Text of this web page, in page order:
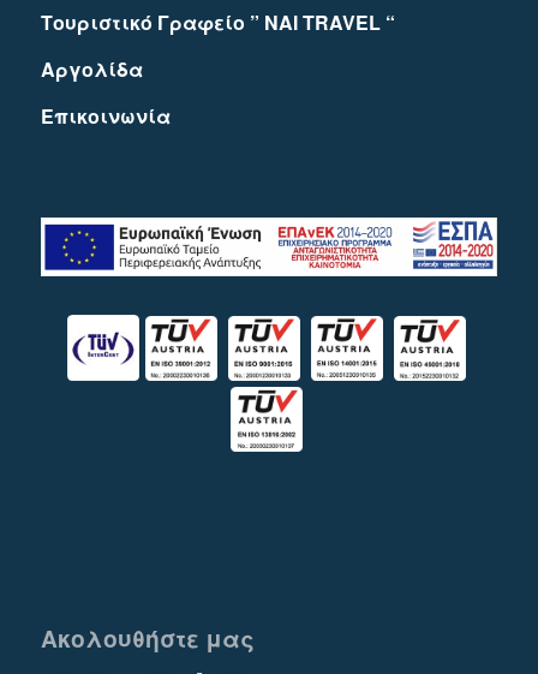
Τουριστικό Γραφείο ” NAI TRAVEL “
Αργολίδα
Eπικοινωνία
Ακολουθήστε μας